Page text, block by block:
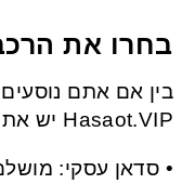
בחרו את
בין אם אתם
Hasaot.VIP יש את הפתרון המושלם עבורכם:
• סדאן עסקי: